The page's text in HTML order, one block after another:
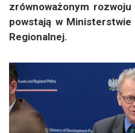
zrównoważonym
powstają w
Regionalnej.